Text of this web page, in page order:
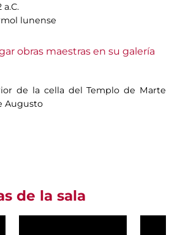
lunense
obras maestras en su galería
de la cella del Templo de Marte
Augusto
de la sala